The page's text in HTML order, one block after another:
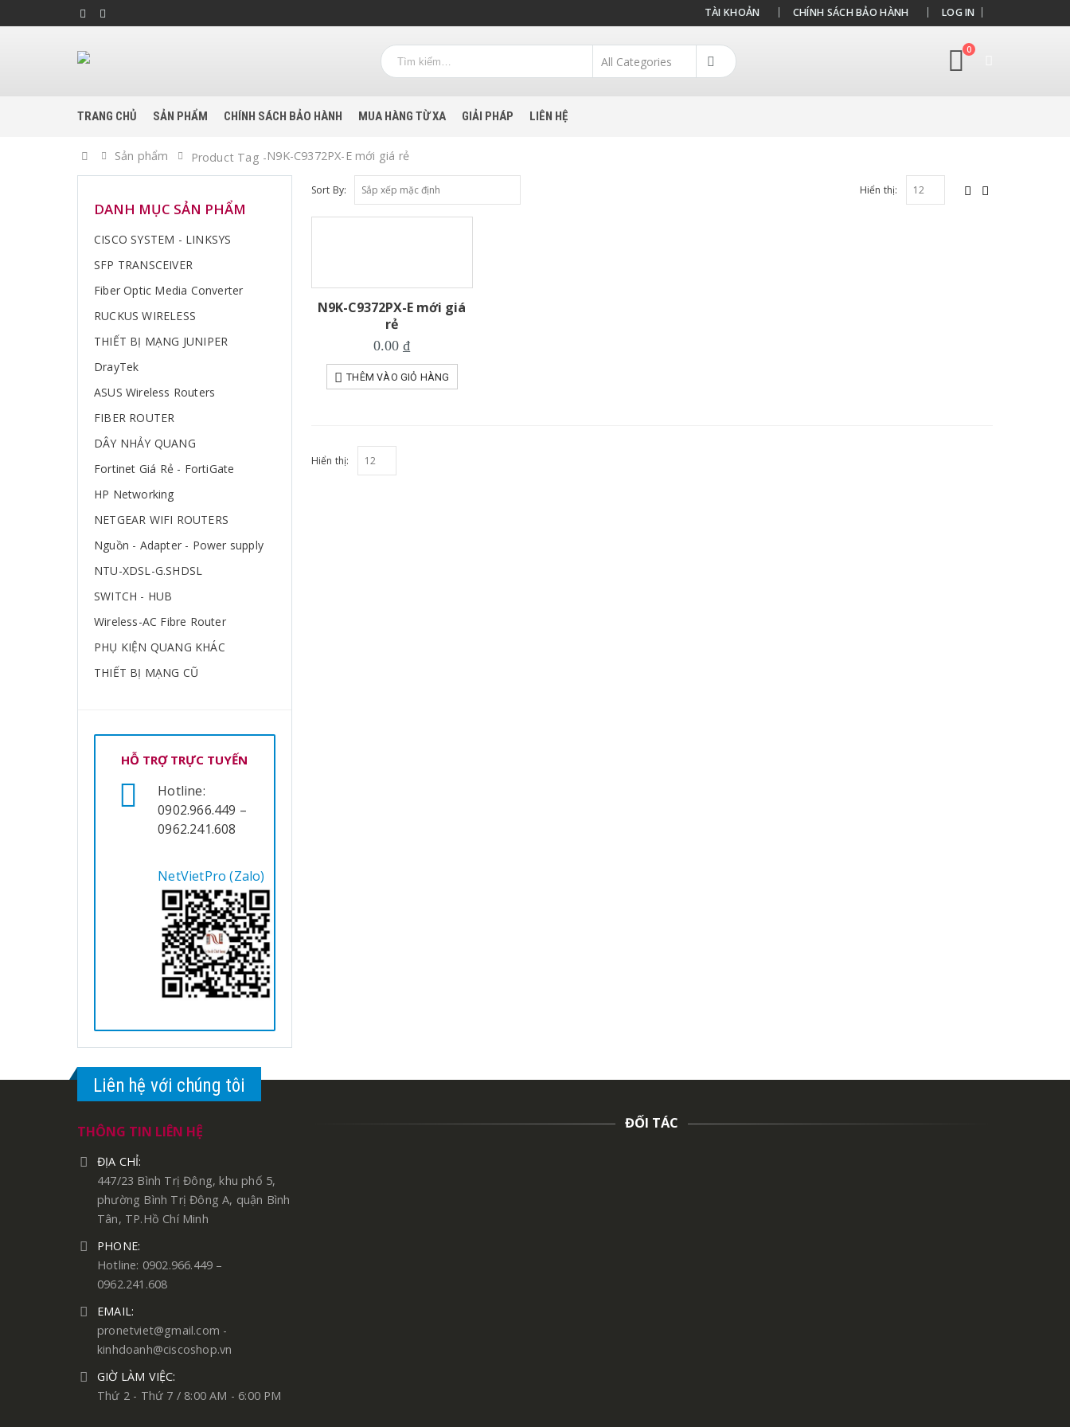
TÀI KHOẢN CHÍNH SÁCH BẢO HÀNH LOG IN
0
TRANG CHỦ SẢN PHẨM CHÍNH SÁCH BẢO HÀNH MUA HÀNG TỪ XA GIẢI PHÁP LIÊN HỆ
Home
Sản phẩm Product Tag -N9K-C9372PX-E mới giá rẻ
Sort By: Hiển thị:
N9K-C9372PX-E mới giá
rẻ
0.00₫
THÊM VÀO GIỎ HÀNG
Hiển thị:
DANH MỤC SẢN PHẨM
CISCO SYSTEM - LINKSYS
SFP TRANSCEIVER
Fiber Optic Media Converter
RUCKUS WIRELESS
THIẾT BỊ MẠNG JUNIPER
DrayTek
ASUS Wireless Routers
FIBER ROUTER
DÂY NHẢY QUANG
Fortinet Giá Rẻ - FortiGate
HP Networking
NETGEAR WIFI ROUTERS
Nguồn - Adapter - Power supply
NTU-XDSL-G.SHDSL
SWITCH - HUB
Wireless-AC Fibre Router
PHỤ KIỆN QUANG KHÁC
THIẾT BỊ MẠNG CŨ
HỖ TRỢ TRỰC TUYẾN
Hotline:
0902.966.449 –
0962.241.608
NetVietPro (Zalo)
Liên hệ với chúng tôi
THÔNG TIN LIÊN HỆ
ĐỊA CHỈ:
447/23 Bình Trị Đông, khu phố 5,
phường Bình Trị Đông A, quận Bình
Tân, TP.Hồ Chí Minh
PHONE:
Hotline: 0902.966.449 –
0962.241.608
EMAIL:
pronetviet@gmail.com -
kinhdoanh@ciscoshop.vn
GIỜ LÀM VIỆC:
Thứ 2 - Thứ 7 / 8:00 AM - 6:00 PM
ĐỐI TÁC